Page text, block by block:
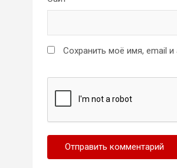
Сохранить моё имя, email